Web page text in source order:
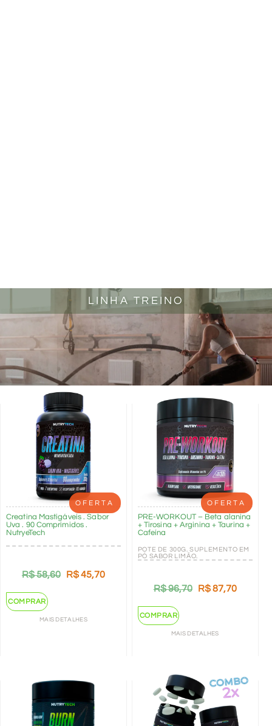
LINHA TREINO
OFERTA
Creatina Mastigáveis . Sabor
Uva . 90 Comprimidos .
NutryeTech
R$58,60 R$45,70
COMPRAR
MAIS DETALHES
OFERTA
PRE-WORKOUT – Beta alanina
+ Tirosina + Arginina + Taurina +
Cafeína
POTE DE 300G. SUPLEMENTO EM
PÓ SABOR LIMÃO.
R$96,70 R$87,70
COMPRAR
MAIS DETALHES